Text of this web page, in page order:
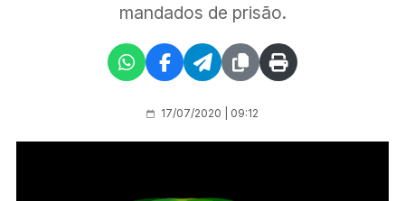
mandados de prisão.
17/07/2020 | 09:12